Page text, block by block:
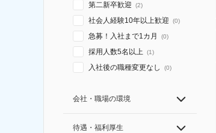
第二新卒歓迎 (2)
社会人経験10年以上歓迎 (0)
急募！入社まで1カ月 (0)
採用人数5名以上 (1)
入社後の職種変更なし (0)
会社・職場の環境
待遇・福利厚生